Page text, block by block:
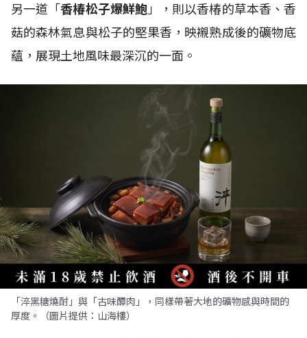
另一道「香椿松子爆鮮鮑」，則以香椿的草本香、香
菇的森林氣息與松子的堅果香，映襯熟成後的礦物底
蘊，展現土地風味最深沉的一面。
「淬黑糖燒酎」與「古味醰肉」，同樣帶著大地的礦物感與時間的
厚度。（圖片提供：山海樓）